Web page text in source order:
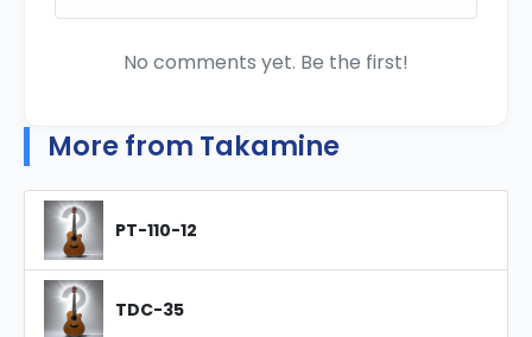
No comments yet. Be the first!
More from Takamine
PT-110-12
TDC-35